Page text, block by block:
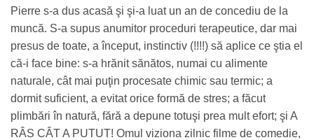
Pierre s-a dus acasă şi şi-a luat un an de concediu de la
muncă. S-a supus anumitor proceduri terapeutice, dar mai
presus de toate, a început, instinctiv (!!!!) să aplice ce ştia el
că-i face bine: s-a hrănit sănătos, numai cu alimente
naturale, cât mai puţin procesate chimic sau termic; a
dormit suficient, a evitat orice formă de stres; a făcut
plimbări în natură, fără a depune totuşi prea mult efort; şi A
RÂS CÂT A PUTUT! Omul viziona zilnic filme de comedie,